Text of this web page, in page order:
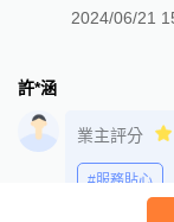
2024/06/21
許*涵
業主評分
#服務貼心